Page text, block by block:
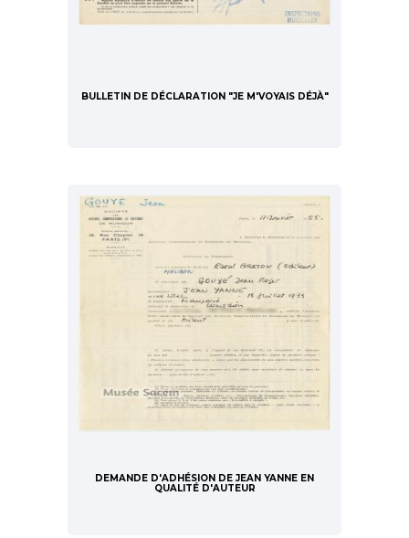
BULLETIN DE DÉCLARATION "JE M'VOYAIS DÉJÀ"
DEMANDE D'ADHÉSION DE JEAN YANNE EN
QUALITÉ D'AUTEUR